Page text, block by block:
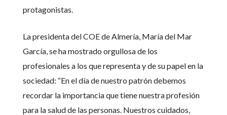
protagonistas.
La presidenta del COE de Almería, María del Mar
García, se ha mostrado orgullosa de los
profesionales a los que representa y de su papel en la
sociedad: “En el día de nuestro patrón debemos
recordar la importancia que tiene nuestra profesión
para la salud de las personas. Nuestros cuidados,